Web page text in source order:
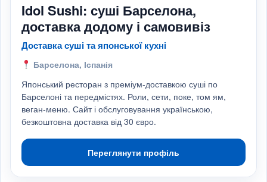
Idol Sushi: суші Барселона,
доставка додому і самовивіз
Доставка суші та японської кухні
Барселона, Іспанія
Японський ресторан з преміум-доставкою суші по
Барселоні та передмістях. Роли, сети, поке, том ям,
веган-меню. Сайт і обслуговування українською,
безкоштовна доставка від 30 євро.
Переглянути профіль